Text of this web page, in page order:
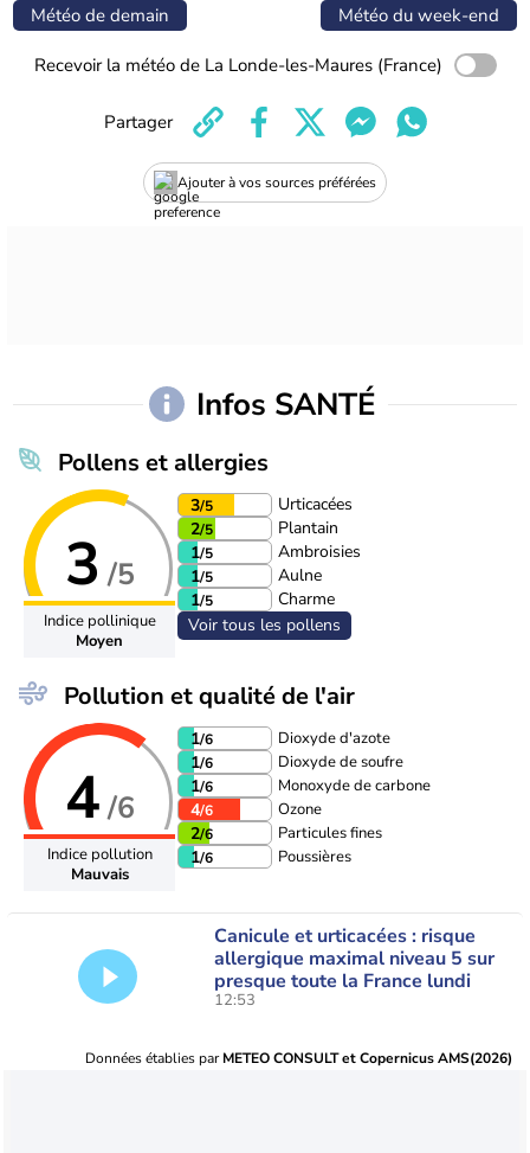
Météo de demain Météo du week-end
Recevoir la météo de La Londe-les-Maures (France)
Ajouter à vos sources préférées
Partager
Infos SANTÉ
Pollens et allergies
3 /5
Indice pollinique
Moyen
3/5
Urticacées
2/5
Plantain
1/5
Ambroisies
1/5
Aulne
1/5
Charme
Voir tous les pollens
Pollution et qualité de l'air
4/6
Indice pollution
Mauvais
1/6 Dioxyde d'azote
1/6 Dioxyde de soufre
1/6 Monoxyde de carbone
4/6 Ozone
2/6 Particules fines
1/6 Poussières
Canicule et urticacées : risque
allergique maximal niveau 5 sur
presque toute la France lundi
12:53
Données établies parMETEO CONSULT et Copernicus AMS(2026)